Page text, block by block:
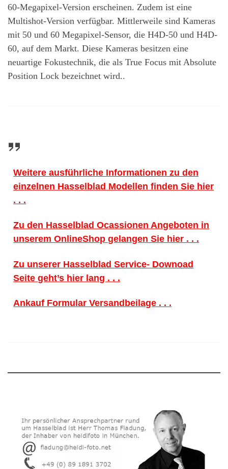
60-Megapixel-Version erscheinen. Zudem ist eine
Multishot-Version verfügbar. Mittlerweile sind Kameras
mit 50 und 60 Megapixel-Sensor, die H4D-50 und H4D-
60, auf dem Markt. Diese Kameras besitzen eine
neuartige Fokustechnik, die als True Focus mit Absolute
Position Lock bezeichnet wird..
Weitere ausführliche Informationen zu den
einzelnen Hasselblad Modellen finden Sie hier
. . .
Zu den Hasselblad Ocassionen Angeboten in
unserem OnlineShop gelangen Sie hier . . .
Zu unserer Hasselblad Service- Downoad
Seite geht’s hier lang . . .
Ankauf Formular Versandbeilage . . .